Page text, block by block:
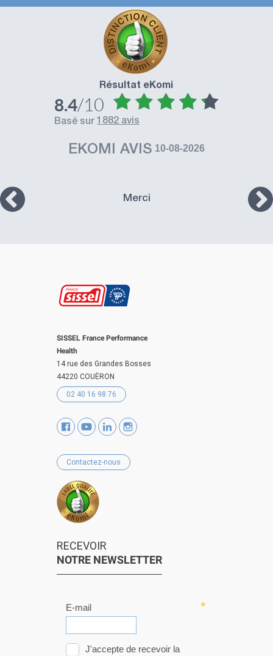
Résultat eKomi
8.4/10
basé sur 1882 avis
EKOMI AVIS 10-08-2026
Merci
SISSEL France Performance
Health
14 rue des Grandes Bosses
44220 COUËRON
02 40 16 98 76
Contactez-nous
RECEVOIR
NOTRE NEWSLETTER